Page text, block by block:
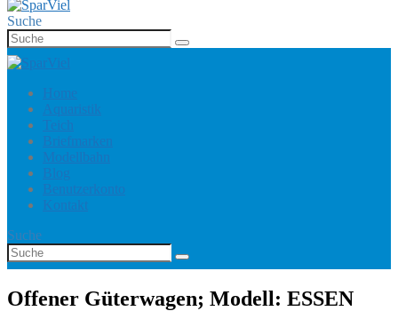
Suche
Home
Aquaristik
Teich
Briefmarken
Modellbahn
Blog
Benutzerkonto
Kontakt
Suche
Offener Güterwagen; Modell: ESSEN